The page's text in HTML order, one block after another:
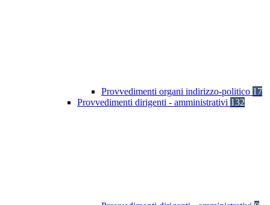
Provvedimenti organi indirizzo-politico 17
Provvedimenti dirigenti - amministrativi 132